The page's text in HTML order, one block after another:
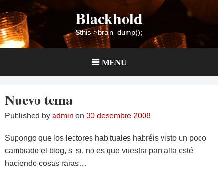
to
content
Blackhold
$this->brain_dump();
MENU
Nuevo tema
Published by admin on 30 desembre 2008
Supongo que los lectores habituales habréis visto un poco
cambiado el blog, si si, no es que vuestra pantalla esté
haciendo cosas raras…